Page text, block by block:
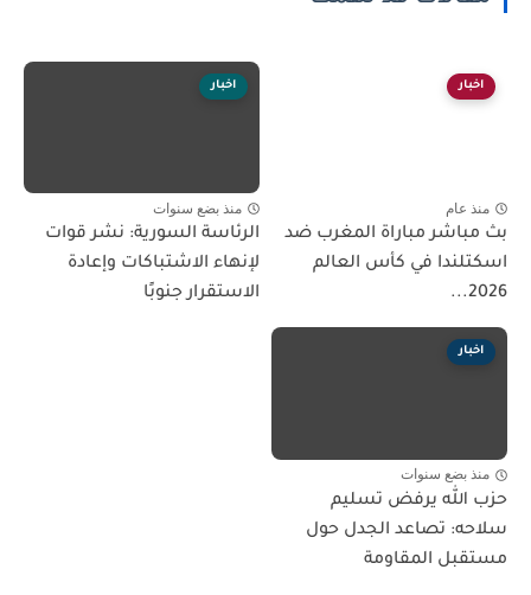
اخبار
منذ عام
بث مباشر مباراة المغرب ضد
اسكتلندا في كأس العالم
2026...
اخبار
منذ بضع سنوات
الرئاسة السورية: نشر قوات
لإنهاء الاشتباكات وإعادة
الاستقرار جنوبًا
اخبار
منذ بضع سنوات
حزب الله يرفض تسليم
سلاحه: تصاعد الجدل حول
مستقبل المقاومة